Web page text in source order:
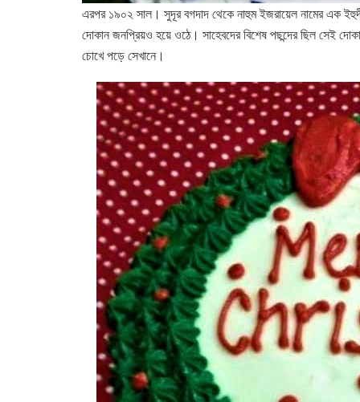
এরপর ১৯০২ সাল। সুদূর বগদাদ থেকে নাহুম ইজরায়েল নামের এক
দোকান জনপ্রিয়ও হয়ে ওঠে‌। সাহেবদের বিশেষ পছন্দের ছিল সেই
চোখে পড়ে সেখানে।